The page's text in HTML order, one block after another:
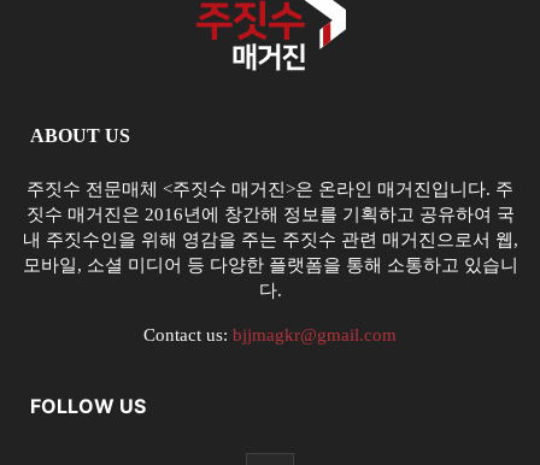
ABOUT US
주짓수 전문매체 <주짓수 매거진>은 온라인 매거진입니다. 주
짓수 매거진은 2016년에 창간해 정보를 기획하고 공유하여 국
내 주짓수인을 위해 영감을 주는 주짓수 관련 매거진으로서 웹,
모바일, 소셜 미디어 등 다양한 플랫폼을 통해 소통하고 있습니
다.
Contact us: bjjmagkr@gmail.com
FOLLOW US